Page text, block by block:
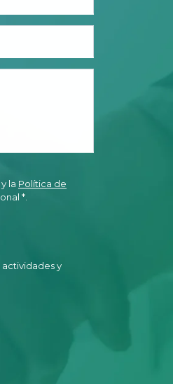
la Política de
*.
y